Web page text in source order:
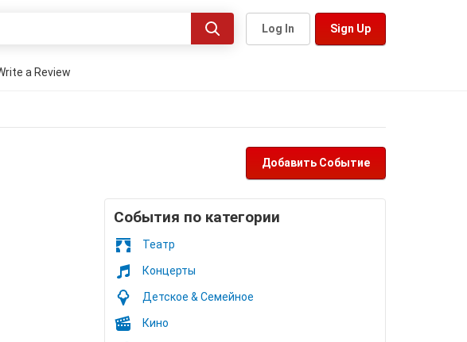
Sign Up
Log In
a Review
Добавить Событие
Cобытия по категории
Театр
Концерты
Детское & Семейное
Кино